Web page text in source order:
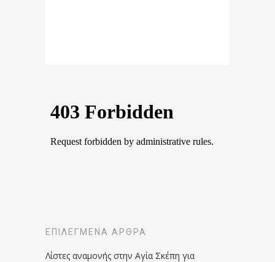
ΕΠΙΛΕΓΜΈΝΑ ΆΡΘΡΑ
Λίστες αναμονής στην Αγία Σκέπη για